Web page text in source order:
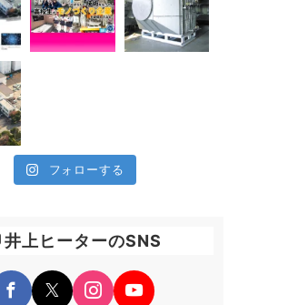
フォローする
井上ヒーターのSNS